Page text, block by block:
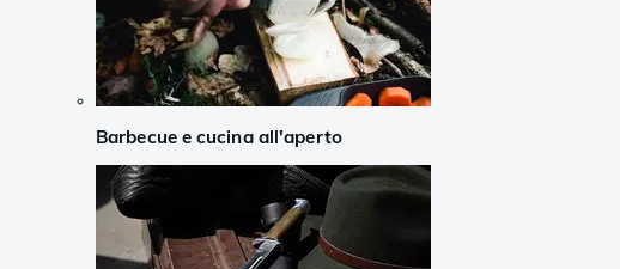
Barbecue e cucina all'aperto